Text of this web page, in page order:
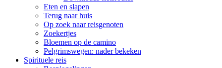
Eten en slapen
Terug naar huis
Op zoek naar reisgenoten
Zoekertjes
Bloemen op de camino
Pelgrimswegen: nader bekeken
Spirituele reis